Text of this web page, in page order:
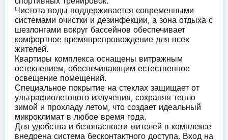
Чистота воды поддерживается современными
системами очистки и дезинфекции, а зона отдыха с
шезлонгами вокруг бассейнов обеспечивает
комфортное времяпрепровождение для всех
жителей.
Квартиры комплекса оснащены витражным
остеклением, обеспечивающим естественное
освещение помещений.
Специальное покрытие на стеклах защищает от
ультрафиолетового излучения, сохраняя тепло
зимой и прохладу летом, что создает идеальный
микроклимат в любое время года.
Для удобства и безопасности жителей в комплексе
внедрена система бесконтактного доступа. Вход на